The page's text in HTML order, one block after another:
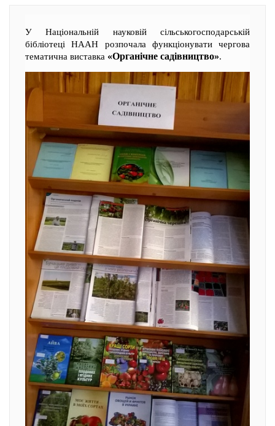
У Національній науковій сільськогосподарській
бібліотеці НААН розпочала функціонувати чергова
тематична виставка «Органічне садівництво».